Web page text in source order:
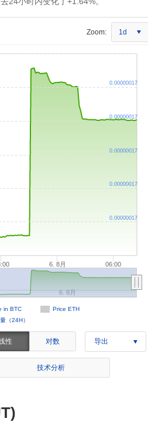
Zoom: 1d
6. 8月 06:00
in BTC
Price ETH
（24H）
6. 8月
0.00000017
0.00000017
0.00000017
0.00000017
0.00000017
性 对数 导出
技术分析